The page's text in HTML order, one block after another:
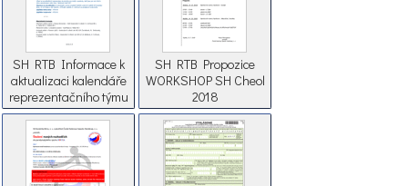
SH RTB Informace k
aktualizaci kalendáře
reprezentačního týmu
a týmu sledovaní hráči
SH 2018
SH RTB Propozice
WORKSHOP SH Cheol
2018